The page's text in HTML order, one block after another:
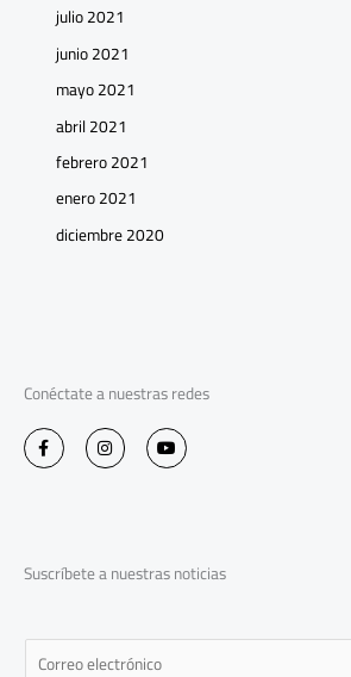
julio 2021
junio 2021
mayo 2021
abril 2021
febrero 2021
enero 2021
diciembre 2020
Conéctate a nuestras redes
F
a
c
-
f
I
n
s
m
Y
o
u
Suscríbete a nuestras noticias
E